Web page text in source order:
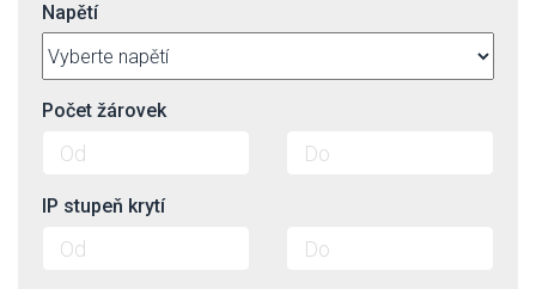
Napětí
Počet žárovek
IP stupeň krytí